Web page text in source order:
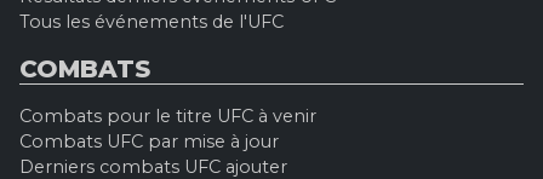
Tous les événements de l'UFC
COMBATS
Combats pour le titre UFC à venir
Combats UFC par mise à jour
Derniers combats UFC ajouter